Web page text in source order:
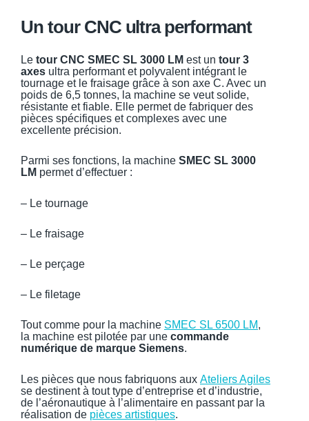
Un tour CNC ultra performant
Le tour CNC SMEC SL 3000 LM est un tour 3
axes ultra performant et polyvalent intégrant le
tournage et le fraisage grâce à son axe C. Avec un
poids de 6,5 tonnes, la machine se veut solide,
résistante et fiable. Elle permet de fabriquer des
pièces spécifiques et complexes avec une
excellente précision.
Parmi ses fonctions, la machine SMEC SL 3000
LM permet d’effectuer :
– Le tournage
– Le fraisage
– Le perçage
– Le filetage
Tout comme pour la machine SMEC SL 6500 LM,
la machine est pilotée par une commande
numérique de marque Siemens.
Les pièces que nous fabriquons aux Ateliers Agiles
se destinent à tout type d’entreprise et d’industrie,
de l’aéronautique à l’alimentaire en passant par la
réalisation de pièces artistiques.